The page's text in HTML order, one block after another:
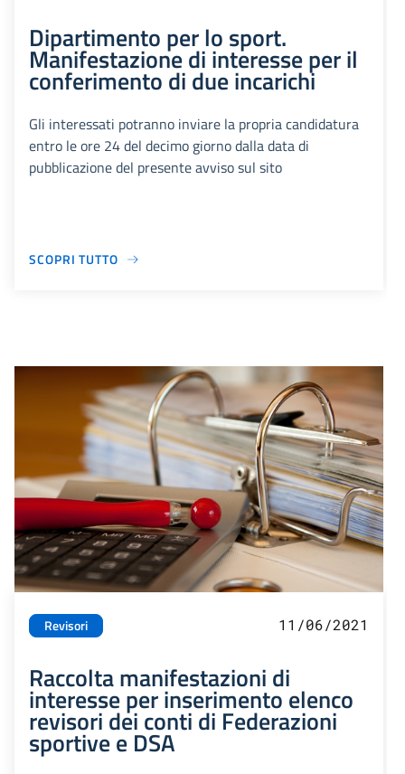
Dipartimento per lo sport.
Manifestazione di interesse per il
conferimento di due incarichi
Gli interessati potranno inviare la propria candidatura
entro le ore 24 del decimo giorno dalla data di
pubblicazione del presente avviso sul sito
SCOPRI TUTTO
Revisori 11/06/2021
Raccolta manifestazioni di
interesse per inserimento elenco
revisori dei conti di Federazioni
sportive e DSA